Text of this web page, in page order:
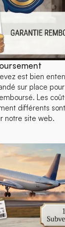
est bien
sur place
Les
différents
notre site web.